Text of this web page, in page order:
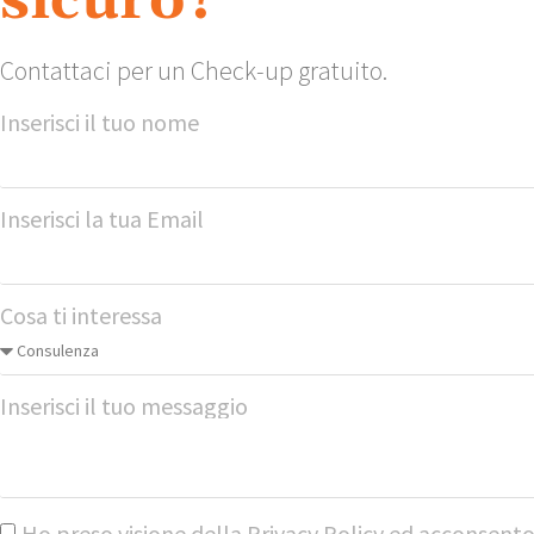
Contattaci per un Check-up gratuito.
Inserisci il tuo nome
Inserisci la tua Email
Cosa ti interessa
Inserisci il tuo messaggio